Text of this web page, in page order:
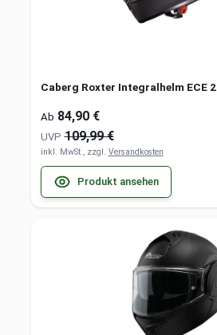
Caberg Roxter Integralhelm ECE
Ab 84,90 €
UVP 109,99 €
inkl. MwSt., zzgl. Versandkosten
Produkt ansehen